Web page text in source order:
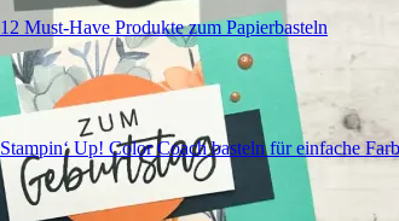
12 Must-Have Produkte zum Papierbasteln
Stampin‘ Up! Color Coach basteln für einfache